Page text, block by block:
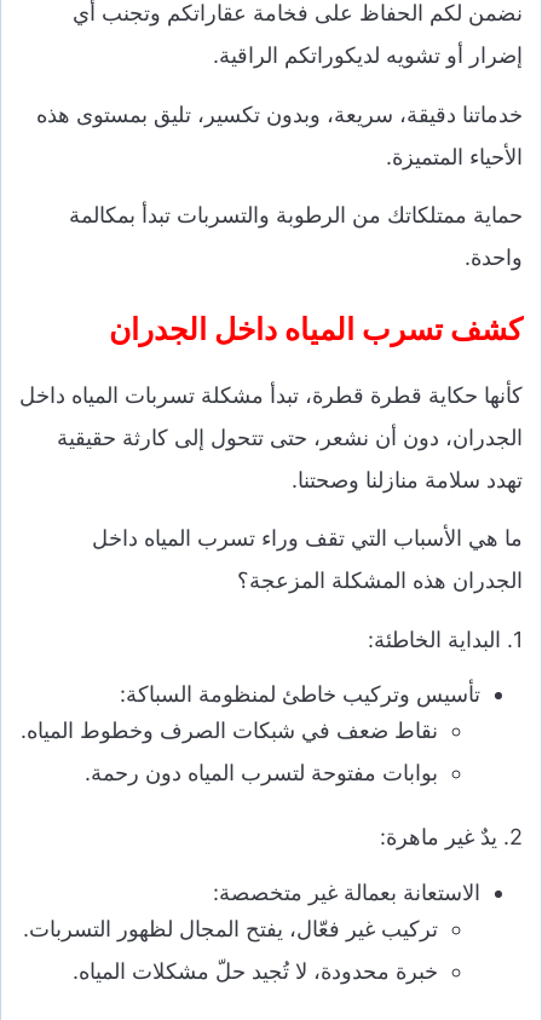
نضمن لكم الحفاظ على فخامة عقاراتكم وتجنب أي
إضرار أو تشويه لديكوراتكم الراقية.
خدماتنا دقيقة، سريعة، وبدون تكسير، تليق بمستوى هذه
الأحياء المتميزة.
حماية ممتلكاتك من الرطوبة والتسربات تبدأ بمكالمة
واحدة.
كشف تسرب المياه داخل الجدران
كأنها حكاية قطرة قطرة، تبدأ مشكلة تسربات المياه داخل
الجدران، دون أن نشعر، حتى تتحول إلى كارثة حقيقية
تهدد سلامة منازلنا وصحتنا.
ما هي الأسباب التي تقف وراء تسرب المياه داخل
الجدران هذه المشكلة المزعجة؟
1. البداية الخاطئة:
تأسيس وتركيب خاطئ لمنظومة السباكة:
نقاط ضعف في شبكات الصرف وخطوط المياه.
بوابات مفتوحة لتسرب المياه دون رحمة.
2. يدٌ غير ماهرة:
الاستعانة بعمالة غير متخصصة:
تركيب غير فعّال، يفتح المجال لظهور التسربات.
خبرة محدودة، لا تُجيد حلّ مشكلات المياه.